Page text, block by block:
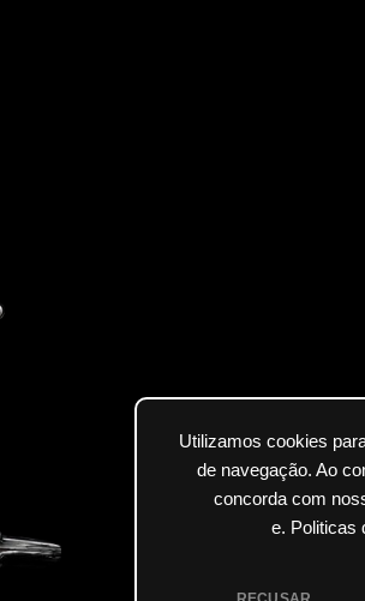
Utilizamos cookies
de navegação. Ao
concorda com
e. Politicas